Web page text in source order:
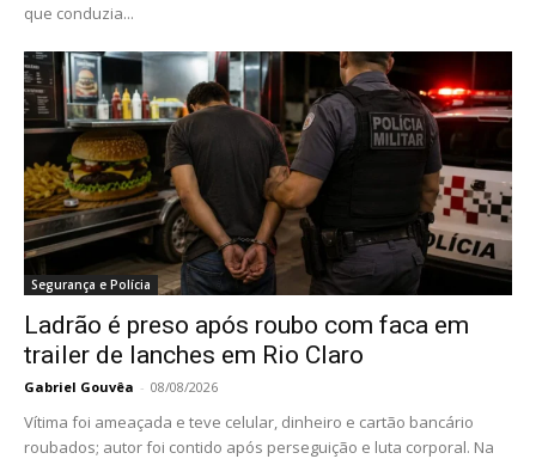
que conduzia...
Segurança e Polícia
Ladrão é preso após roubo com faca em
trailer de lanches em Rio Claro
Gabriel Gouvêa - 08/08/2026
Vítima foi ameaçada e teve celular, dinheiro e cartão bancário
roubados; autor foi contido após perseguição e luta corporal. Na